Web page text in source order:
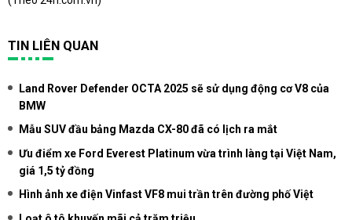
TIN LIÊN QUAN
Land Rover Defender OCTA 2025 sẽ sử dụng động cơ V8 của
BMW
Mẫu SUV đầu bảng Mazda CX-80 đã có lịch ra mắt
Ưu điểm xe Ford Everest Platinum vừa trình làng tại Việt Nam,
giá 1,5 tỷ đồng
Hình ảnh xe điện Vinfast VF8 mui trần trên đường phố Việt